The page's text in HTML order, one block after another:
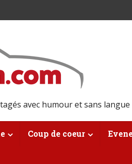
avec humour et sans langue
Coup de coeur